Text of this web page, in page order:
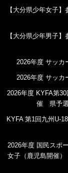
【大分県少年女子
【大分県少年男子
2026年度 サッカ
2026年度 サッカ
2026年度 KYFA第
催 県予選
KYFA 第1回九州U-
2026年度 国民スポ
女子（鹿児島開催